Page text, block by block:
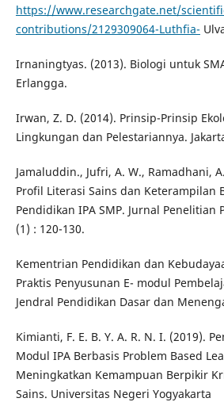
https://www.researchgate.net/
contributions/2129309064-Luthfia-
Irnaningtyas. (2013). Biologi untuk
Erlangga.
Irwan, Z. D. (2014). Prinsip-Prinsip
Lingkungan dan Pelestariannya.
Jamaluddin., Jufri, A. W., Ramadhani,
Profil Literasi Sains dan Keterampilan
Pendidikan IPA SMP. Jurnal Penelitian
(1) : 120-130.
Kementrian Pendidikan dan
Praktis Penyusunan E- modul
Jendral Pendidikan Dasar dan
Kimianti, F. E. B. Y. A. R. N. I. (2019).
Modul IPA Berbasis Problem Based
Meningkatkan Kemampuan Berpikir
Sains. Universitas Negeri Yogyakarta